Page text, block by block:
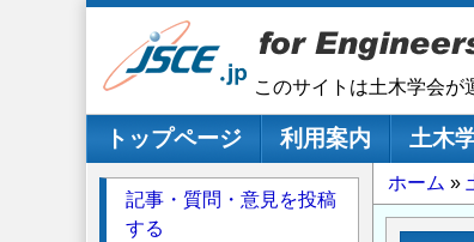
このサイトは土木学会が
メインナビゲーション
トップページ 利用案内 土木
パ
ン
ホーム
記事・質問・意見を投稿
する